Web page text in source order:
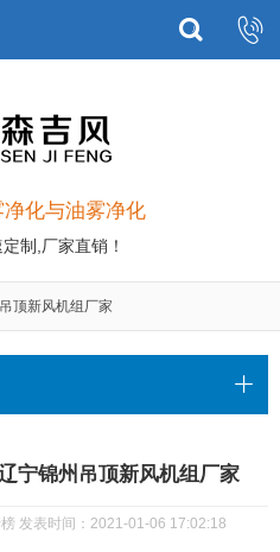
化与油雾净化
制,厂家直销！
顶新风机组厂家
宁锦州吊顶新风机组厂家
发表时间：2021-01-06 17:02:18